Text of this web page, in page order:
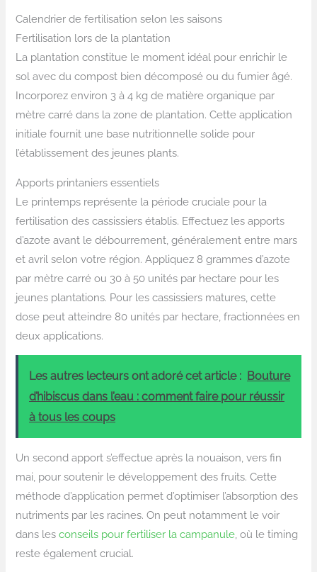
Calendrier de fertilisation selon les saisons
Fertilisation lors de la plantation
La plantation constitue le moment idéal pour enrichir le
sol avec du compost bien décomposé ou du fumier âgé.
Incorporez environ 3 à 4 kg de matière organique par
mètre carré dans la zone de plantation. Cette application
initiale fournit une base nutritionnelle solide pour
l’établissement des jeunes plants.
Apports printaniers essentiels
Le printemps représente la période cruciale pour la
fertilisation des cassissiers établis. Effectuez les apports
d’azote avant le débourrement, généralement entre mars
et avril selon votre région. Appliquez 8 grammes d’azote
par mètre carré ou 30 à 50 unités par hectare pour les
jeunes plantations. Pour les cassissiers matures, cette
dose peut atteindre 80 unités par hectare, fractionnées en
deux applications.
Les autres lecteurs ont adoré cet article : Bouture
d’hibiscus dans l’eau : comment faire pour réussir
à tous les coups
Un second apport s’effectue après la nouaison, vers fin
mai, pour soutenir le développement des fruits. Cette
méthode d’application permet d’optimiser l’absorption des
nutriments par les racines. On peut notamment le voir
dans lesconseils pour fertiliser la campanule , où le timing
reste également crucial.